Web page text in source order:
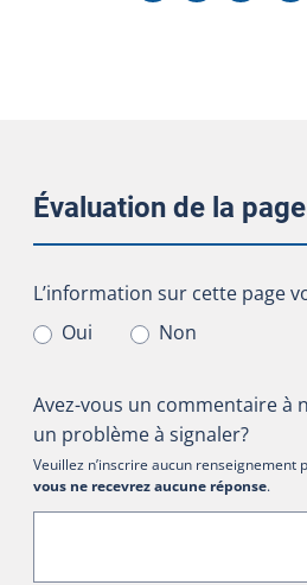
Évaluation de la
L’information sur cette page
L’information sur cette page
Oui
Non
Avez-vous un commentaire à
un problème à signaler?
Veuillez n’inscrire aucun renseignement
vous ne recevrez aucune réponse.